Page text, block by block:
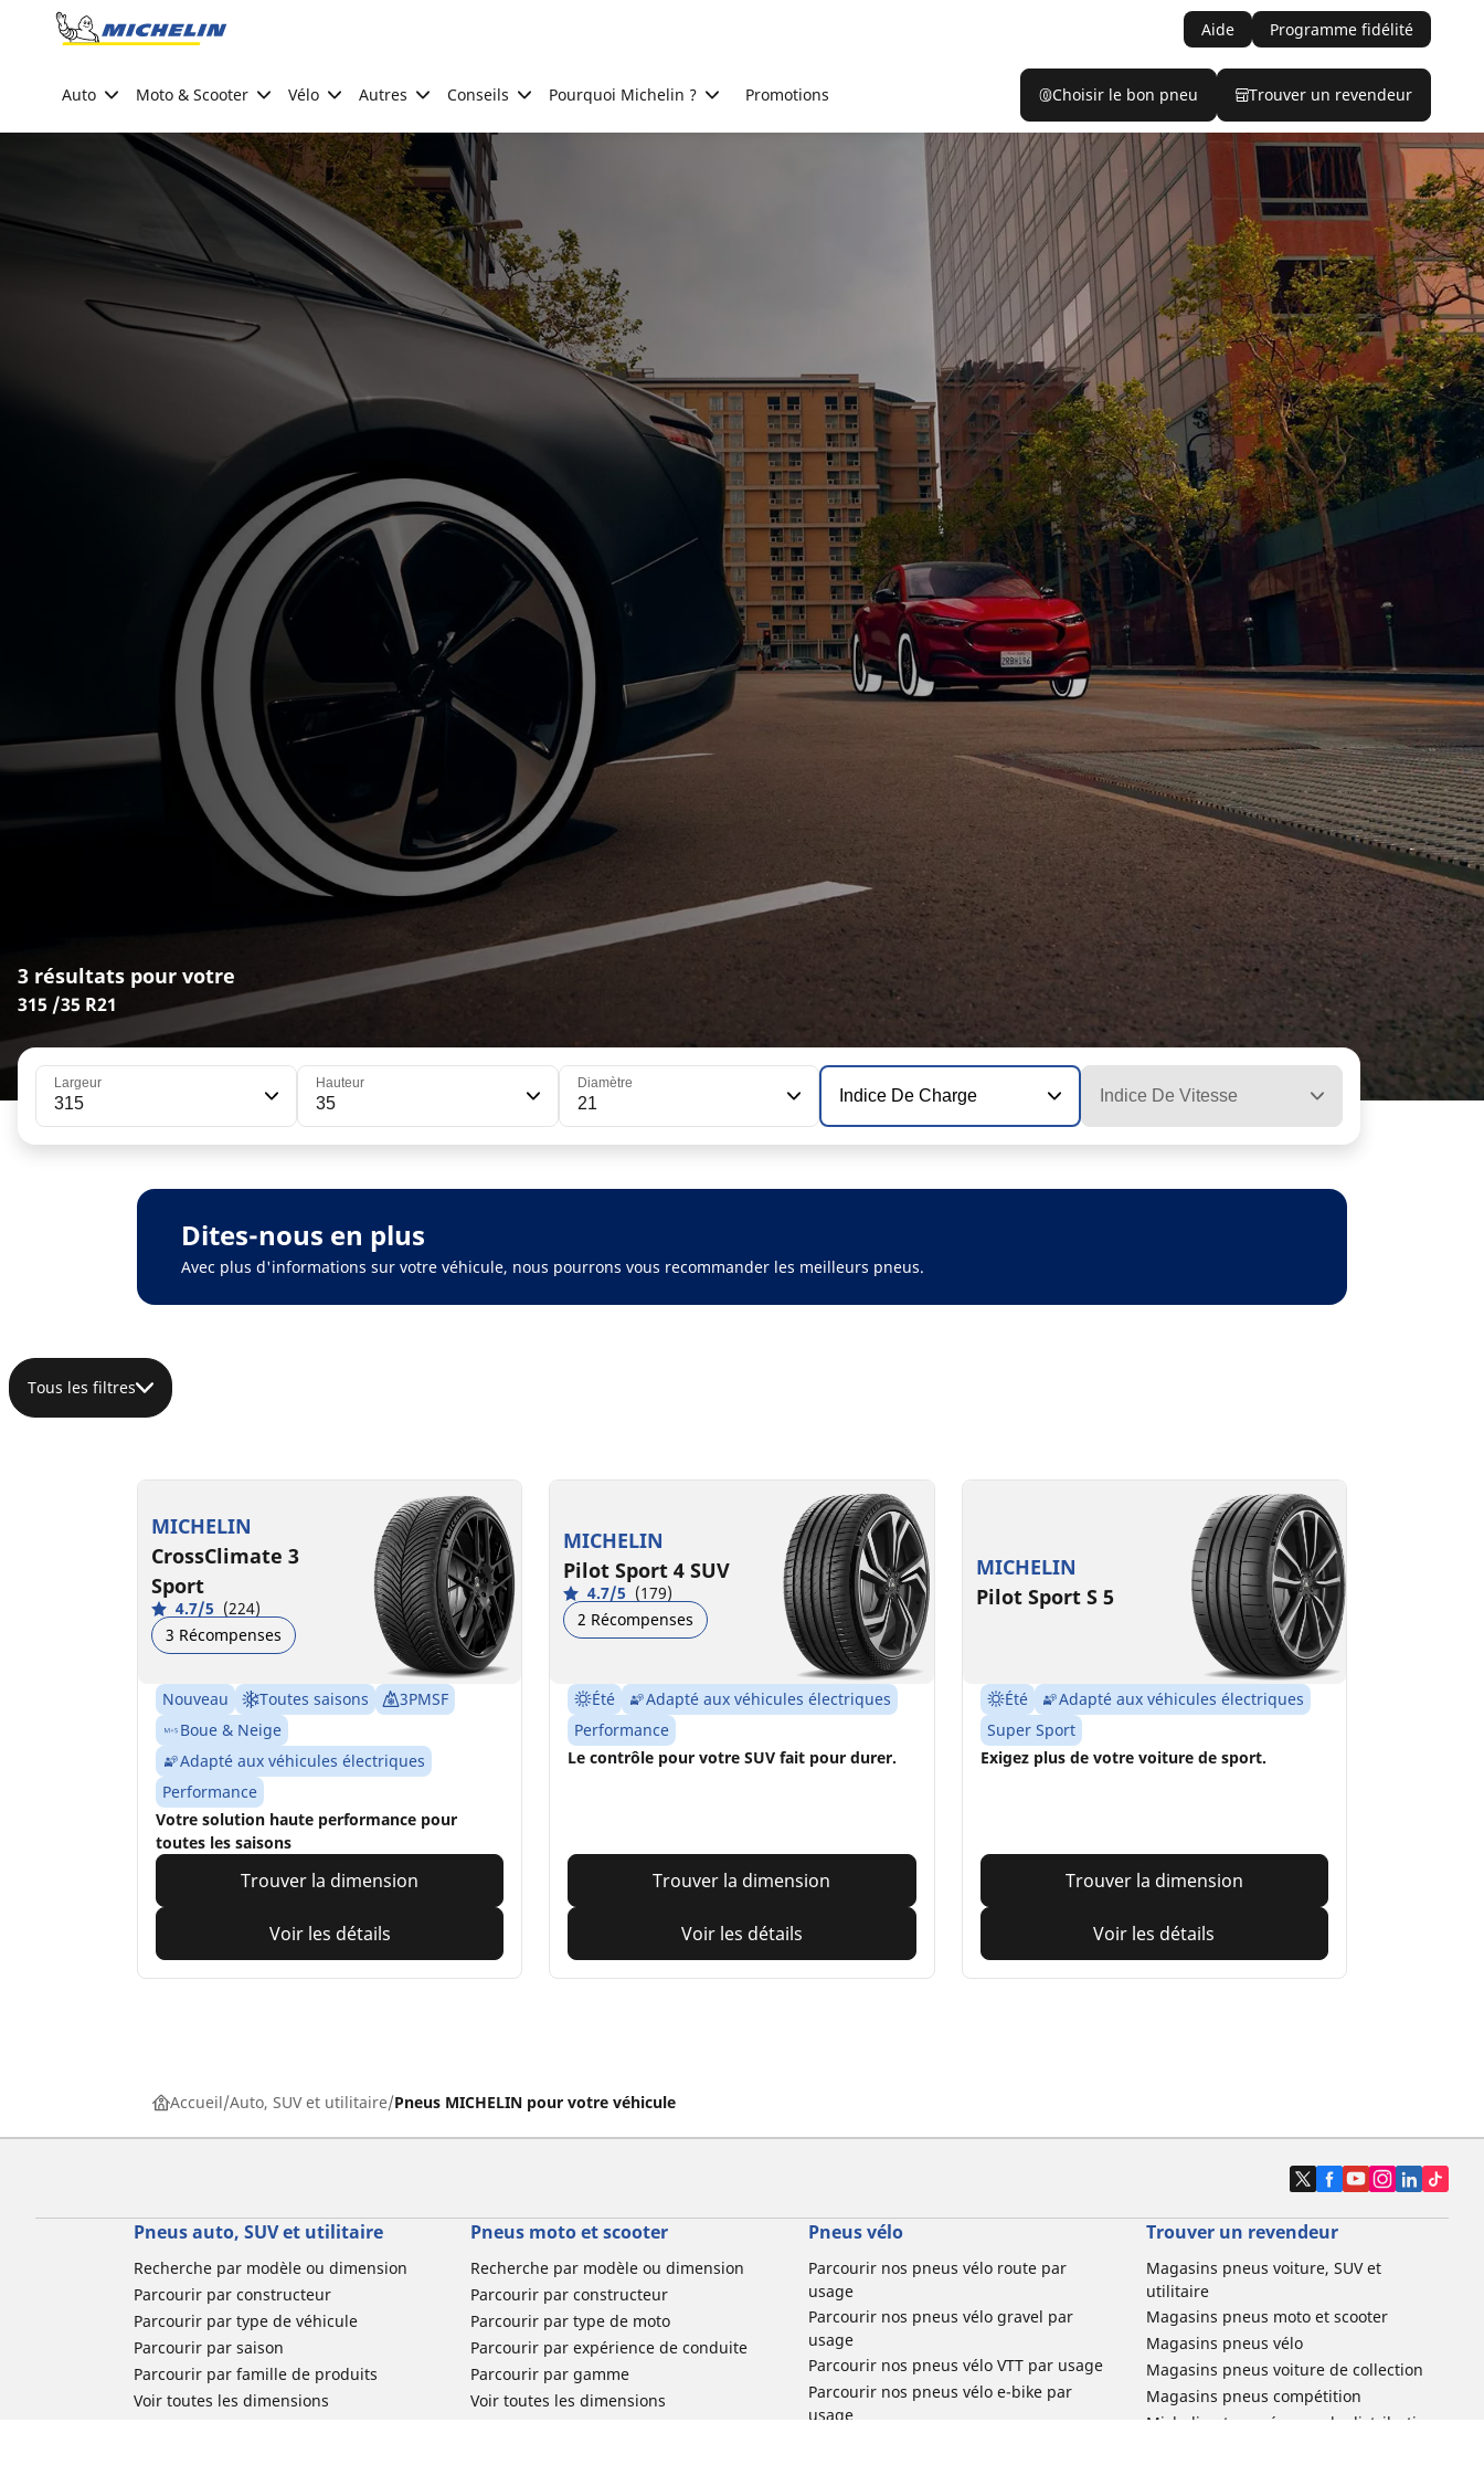
Go to page content
Aide Programme fidélité
Auto Moto & Scooter Vélo Autres Conseils Pourquoi Michelin ? Promotions Choisir le bon pneu Trouver un revendeur
3 résultats pour votre
315 /35 R21
Largeur
315
Hauteur
35
Diamètre
21 Indice De Charge Indice De Vitesse
Dites-nous en plus
Avec plus d'informations sur votre véhicule, nous pourrons vous recommander les meilleurs pneus.
Tous les filtres
MICHELIN
CrossClimate 3
Sport
4.7/5 (224)
3 Récompenses
Nouveau Toutes saisons
3PMSF
Boue & Neige
Adapté aux véhicules électriques
Performance
Votre solution haute performance pour
toutes les saisons
Trouver la dimension
Voir les détails
MICHELIN
Pilot Sport 4 SUV
4.7/5 (179)
2 Récompenses
Été
Adapté aux véhicules électriques
Performance
Le contrôle pour votre SUV fait pour durer.
Trouver la dimension
Voir les détails
MICHELIN
Pilot Sport S 5
Été
Adapté aux véhicules électriques
Super Sport
Exigez plus de votre voiture de sport.
Trouver la dimension
Voir les détails
Accueil Auto, SUV et utilitaire Pneus MICHELIN pour votre véhicule
Pneus auto, SUV et utilitaire
Recherche par modèle ou dimension
Parcourir par constructeur
Parcourir par type de véhicule
Parcourir par saison
Parcourir par famille de produits
Voir toutes les dimensions
Pneus moto et scooter
Recherche par modèle ou dimension
Parcourir par constructeur
Parcourir par type de moto
Parcourir par expérience de conduite
Parcourir par gamme
Voir toutes les dimensions
Pneus vélo
Parcourir nos pneus vélo route par
usage
Parcourir nos pneus vélo gravel par
usage
Parcourir nos pneus vélo VTT par usage
Parcourir nos pneus vélo e-bike par
usage
Trouver un revendeur
Magasins pneus voiture, SUV et
utilitaire
Magasins pneus moto et scooter
Magasins pneus vélo
Magasins pneus voiture de collection
Magasins pneus compétition
Michelin et ses réseaux de distribution